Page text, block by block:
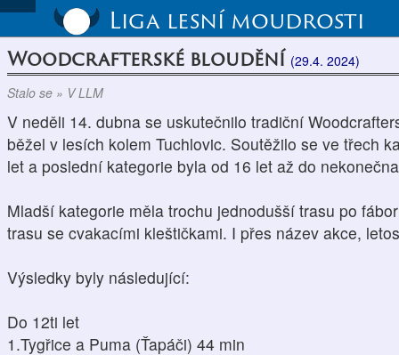
Liga lesní moudrosti
Woodcrafterské bloudění (29.4. 2024)
Stalo se » V LLM
V neděli 14. dubna se uskutečnilo tradiční
běžel v lesích kolem Tuchlovic. Soutěžilo se ve třech
let a poslední kategorie byla od 16 let až do
Mladší kategorie měla trochu jednodušší trasu po
trasu se cvakacími kleštičkami. I přes název akce,
Výsledky byly následující:
Do 12ti let
1.Tygřice a Puma (Ťapáči) 44 min